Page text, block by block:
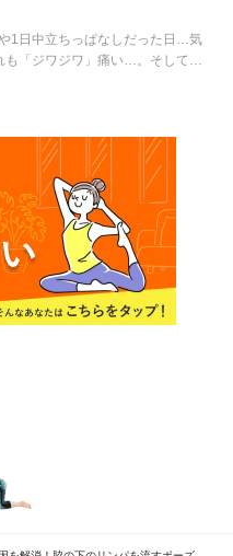
1日中立ちっぱなしだった日…気
も「ジワジワ」痛い…。そしてそ
教えていただきました。